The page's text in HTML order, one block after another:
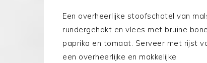
Een overheerlijke stoofschotel van
rundergehakt en vlees met bruine
paprika en tomaat. Serveer met rijst
een overheerlijke en makkelijke